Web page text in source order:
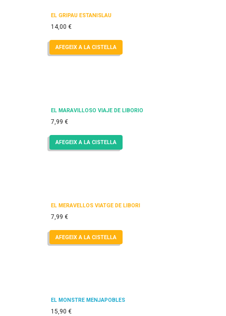
EL GRIPAU ESTANISLAU
14,00 €
AFEGEIX A LA CISTELLA
EL MARAVILLOSO VIAJE DE LIBORIO
7,99 €
AFEGEIX A LA CISTELLA
EL MERAVELLÓS VIATGE DE LIBORI
7,99 €
AFEGEIX A LA CISTELLA
EL MONSTRE MENJAPOBLES
15,90 €